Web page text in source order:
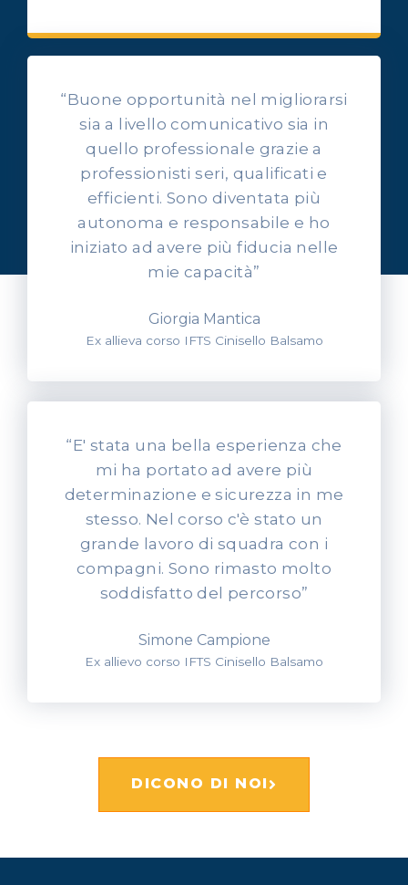
OPINIONI DEI NOSTRI ALLIEVI
Ascolta l'esperienza dei
nostri allievi
“Buone opportunità nel migliorarsi
sia a livello comunicativo sia in
quello professionale grazie a
professionisti seri, qualificati e
efficienti. Sono diventata più
autonoma e responsabile e ho
iniziato ad avere più fiducia nelle
mie capacità”
Giorgia Mantica
Ex allieva corso IFTS Cinisello Balsamo
“E' stata una bella esperienza che
mi ha portato ad avere più
determinazione e sicurezza in me
stesso. Nel corso c'è stato un
grande lavoro di squadra con i
compagni. Sono rimasto molto
soddisfatto del percorso”
Simone Campione
Ex allievo corso IFTS Cinisello Balsamo
DICONO DI NOI